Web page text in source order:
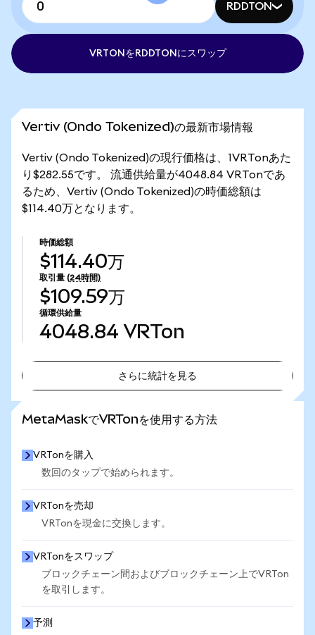
RDDTON
VRTONをRDDTONにスワップ
Vertiv (Ondo Tokenized)の最新市場情報
Vertiv (Ondo Tokenized)の現行価格は、1VRTonあた
り$282.55です。 流通供給量が4048.84 VRTonであ
るため、Vertiv (Ondo Tokenized)の時価総額は
$114.40万となります。
時価総額
$114.40万
取引量 (24時間)
$109.59万
循環供給量
4048.84 VRTon
さらに統計を見る
MetaMaskでVRTonを使用する方法
VRTonを購入
数回のタップで始められます。
VRTonを売却
VRTonを現金に交換します。
VRTonをスワップ
ブロックチェーン間およびブロックチェーン上でVRTon
を取引します。
予測